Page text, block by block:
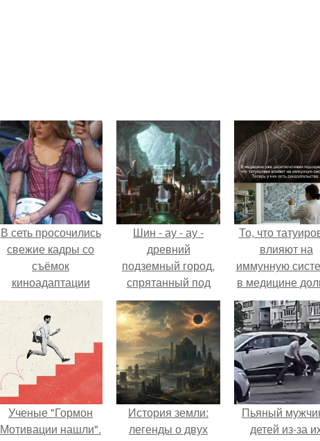
В сеть просочились
свежие кадры со
съёмок
киноадаптации
"Рапунцель", и всё
внимание
моментально
оказалось
приковано к Тиган
крофт.
Шин - ау - ау -
древний
подземный город,
спрятанный под
долиной смерти.
То, что
влияют на
иммунную
в медицине
время
лишь как
Ученые "Гормон
Мотивации нашли".
История земли:
легенды о двух
Пьяный
детей из-за